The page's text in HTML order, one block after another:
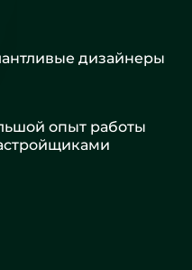
дизайнеры
опыт работы